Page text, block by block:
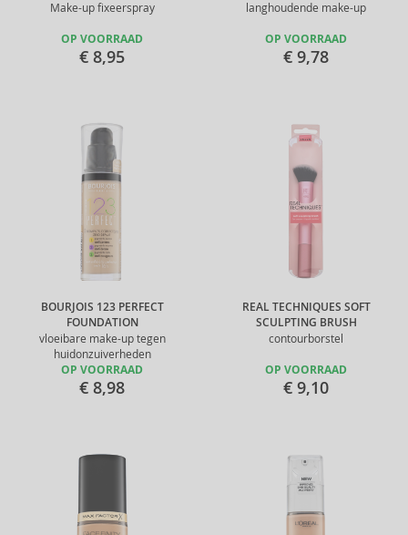
Make-up fixeerspray
OP VOORRAAD
€ 8,95
langhoudende make-up
OP VOORRAAD
€ 9,78
BOURJOIS 123 PERFECT
FOUNDATION
vloeibare make-up tegen
huidonzuiverheden
OP VOORRAAD
€ 8,98
REAL TECHNIQUES SOFT
SCULPTING BRUSH
contourborstel
OP VOORRAAD
€ 9,10